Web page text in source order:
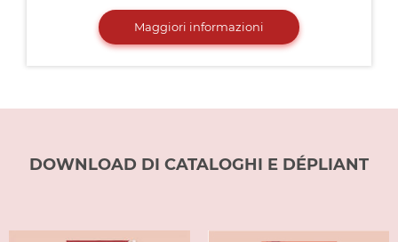
Maggiori informazioni
DOWNLOAD DI CATALOGHI E DÉPLIANT